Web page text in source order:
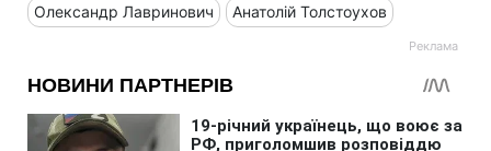
Олександр Лавринович Анатолій Толстоухов